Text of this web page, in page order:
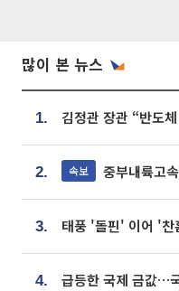
많이 본 뉴스
1.
2. 속보 중부내륙고
3.
4. 급등한 국제 금값…